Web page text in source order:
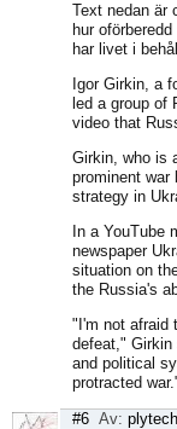
Text nedan är
hur
har livet i
Igor Girkin, a
led a group of
video that
Girkin, who is
prominent war
strategy in
In a YouTube
newspaper
situation on
the Russia's
"I'm not afraid
defeat," Girkin
and political
protracted
#6 Av: plytech